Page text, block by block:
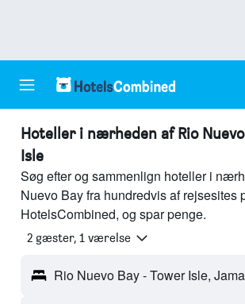
Hoteller i nærheden af Rio Nuevo
Isle
Søg efter og sammenlign hoteller i
Nuevo Bay fra hundredvis af rejsesites
HotelsCombined, og spar penge.
2 gæster, 1 værelse
Rio Nuevo Bay - Tower Isle,